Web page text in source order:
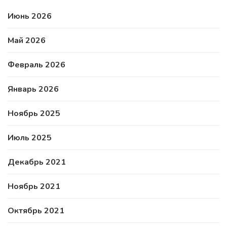
Июнь 2026
Май 2026
Февраль 2026
Январь 2026
Ноябрь 2025
Июль 2025
Декабрь 2021
Ноябрь 2021
Октябрь 2021